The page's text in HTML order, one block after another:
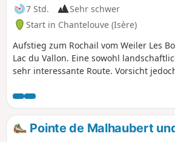
7 Std.
Sehr schwer
Start in Chantelouve (Isère)
Aufstieg zum Rochail vom Weiler Les
Lac du Vallon. Eine sowohl
sehr interessante Route. Vorsicht
Rochail und dem Gipfel kann
Pointe de Malhaubert